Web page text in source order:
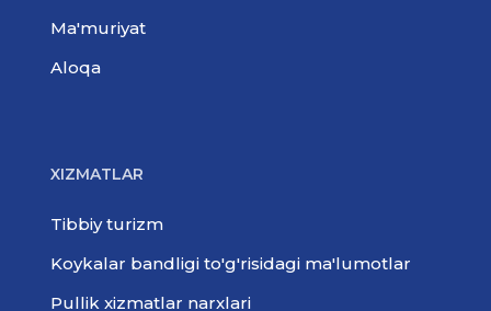
Ma'muriyat
Aloqa
XIZMATLAR
Tibbiy turizm
Koykalar bandligi to'g'risidagi ma'lumotlar
Pullik xizmatlar narxlari